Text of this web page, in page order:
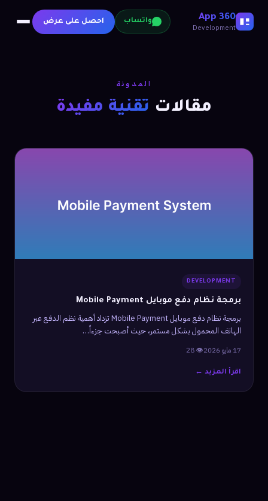
360 App
Development
واتساب احصل على عرض
المدونة
مقالات تقنية مفيدة
DEVELOPMENT
برمجة نظام دفع موبايل Mobile Payment
برمجة نظام دفع موبايل Mobile Payment تزداد أهمية نظم الدفع عبر
الهاتف المحمول بشكل مستمر، حيث أصبحت جزءاً…
17 مايو 2026 👁 28
اقرأ المزيد ←